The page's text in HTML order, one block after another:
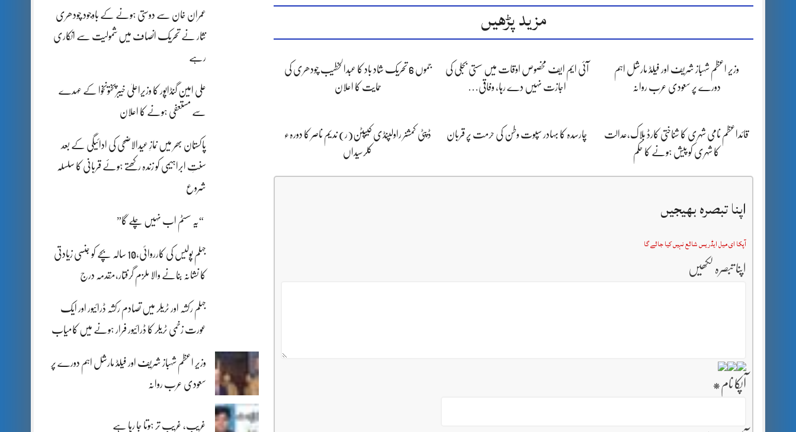
عمران خان سے دوستی ہونے کے باوجود چودھری
نثار نے تحریک انصاف میں شمولیت سے انکاری
رہے
علی امین گنڈاپور کا وزیراعلیٰ خیبرپختونخوا کے عہدے
سے مستعفی ہونے کا اعلان
پاکستان بھر میں نمازِ عیدالاضحی کی ادائیگی کے بعد
سنتِ ابراہیمی کو زندہ رکھتے ہوئے قربانی کا سلسلہ
شروع
“یہ سسٹم اب نہیں چلے گا”
جہلم پولیس کی کارروائی،10 سالہ بچے کو جنسی زیادتی
کا نشانہ بنانے والا ملزم گرفتار،مقدمہ درج
جہلم رکشہ اور ٹریلر میں تصادم رکشہ ڈرائیور اور ایک
عورت زخمی ٹریلر کا ڈرائیور فرار ہونے میں کامیاب
وزیر اعظم شہباز شریف اور فیلڈ مارشل اہم دورے پر
سعودی عرب روانہ
غریب، غریب تر ہوتا جا رہا ہے
مزید پڑھیں
وزیر اعظم شہباز شریف اور فیلڈ مارشل اہم
دورے پر سعودی عرب روانہ
آئی ایم ایف مخصوص اوقات میں سستی بجلی کی
اجازت نہیں دے رہا، وفاقی…
جموں 6 تحریک شاد باد کا عبدالخطیب چودھری کی
حمایت کا اعلان
قائداعظم نامی شہری کا شناختی کارڈ بلاک،عدالت
کا شہری کو پیش ہونے کا حکم
چارسدہ کا بہادر سپوت وطن کی حرمت پر قربان
ڈپٹی کمشنر راولپنڈی کیپٹن(ر) ندیم ناصر کا دورہء
کلرسیداں
اپنا تبصرہ بھیجیں
آپکا ای میل ایڈریس شائع نہیں کیا جائے گا
اپنا تبصرہ لکھیں
آپکا نام *